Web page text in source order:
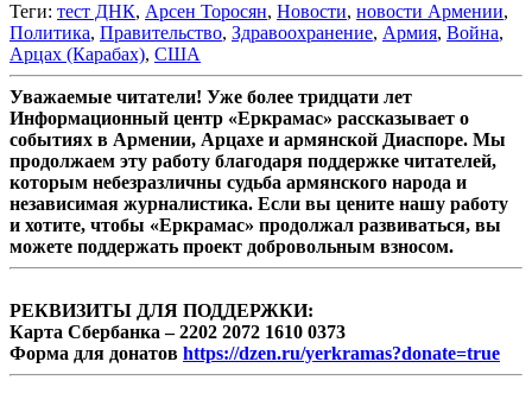
Теги: тест ДНК, Арсен Торосян, Новости, новости Армении,
Политика, Правительство, Здравоохранение, Армия, Война,
Арцах (Карабах), США
Уважаемые читатели! Уже более тридцати лет
Информационный центр «Еркрамас» рассказывает о
событиях в Армении, Арцахе и армянской Диаспоре. Мы
продолжаем эту работу благодаря поддержке читателей,
которым небезразличны судьба армянского народа и
независимая журналистика. Если вы цените нашу работу
и хотите, чтобы «Еркрамас» продолжал развиваться, вы
можете поддержать проект добровольным взносом.
РЕКВИЗИТЫ ДЛЯ ПОДДЕРЖКИ:
Карта Сбербанка – 2202 2072 1610 0373
Форма для донатов https://dzen.ru/yerkramas?donate=true